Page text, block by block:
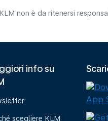
non è da ritenersi
info su
scegliere KLM